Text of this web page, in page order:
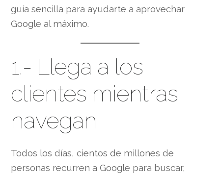
guía sencilla para ayudarte a aprovechar
Google al máximo.
1.- Llega a los
clientes mientras
navegan
Todos los días, cientos de millones de
personas recurren a Google para buscar,